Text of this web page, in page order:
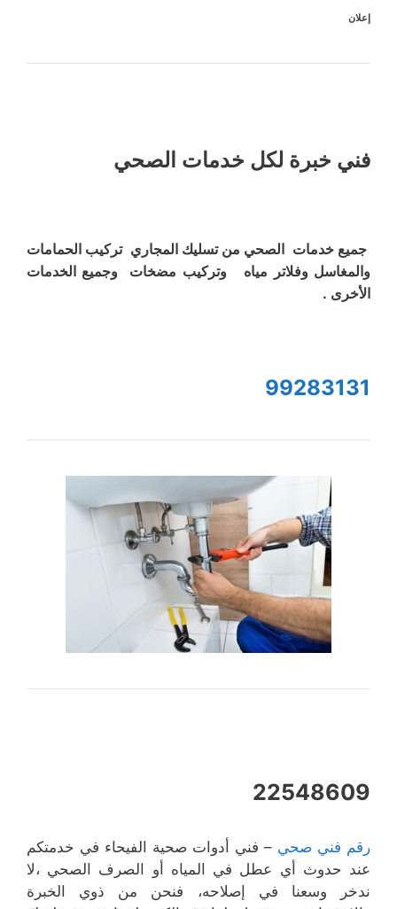
إعلان
فني خبرة لكل خدمات الصحي
جميع خدمات الصحي من تسليك المجاري تركيب الحمامات
والمغاسل وفلاتر مياه وتركيب مضخات وجميع الخدمات
الأخرى .
99283131
22548609
رقم فني صحي – فني أدوات صحية الفيحاء في خدمتكم
عند حدوث أي عطل في المياه أو الصرف الصحي ،لا
ندخر وسعنا في إصلاحه، فنحن من ذوي الخبرة